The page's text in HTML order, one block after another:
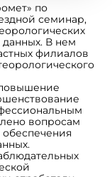
по
семинар,
В нем
филиалов
вопросам